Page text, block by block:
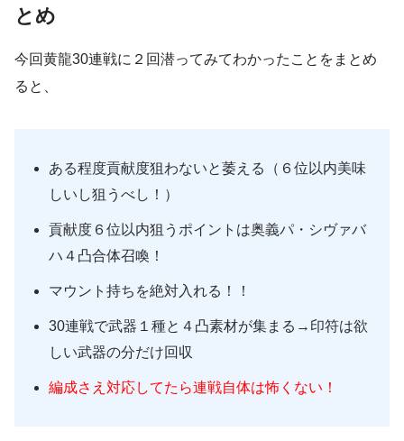
とめ
今回黄龍30連戦に２回潜ってみてわかったことをまとめ
ると、
ある程度貢献度狙わないと萎える（６位以内美味
しいし狙うべし！）
貢献度６位以内狙うポイントは奥義パ・シヴァバ
ハ４凸合体召喚！
マウント持ちを絶対入れる！！
30連戦で武器１種と４凸素材が集まる→印符は欲
しい武器の分だけ回収
編成さえ対応してたら連戦自体は怖くない！